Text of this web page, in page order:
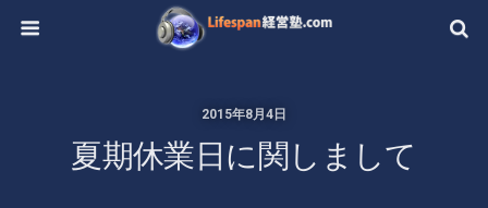
2015年8月4日
夏期休業日に関しまして